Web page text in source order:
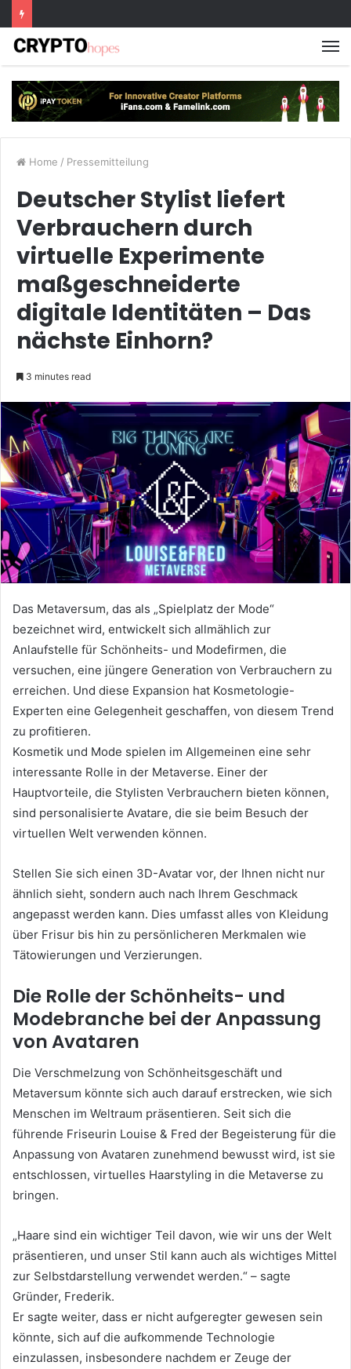
Home / Pressemitteilung
Deutscher Stylist liefert
Verbrauchern durch
virtuelle Experimente
maßgeschneiderte
digitale Identitäten – Das
nächste Einhorn?
3 minutes read
Das Metaversum, das als „Spielplatz der Mode“
bezeichnet wird, entwickelt sich allmählich zur
Anlaufstelle für Schönheits- und Modefirmen, die
versuchen, eine jüngere Generation von Verbrauchern zu
erreichen. Und diese Expansion hat Kosmetologie-
Experten eine Gelegenheit geschaffen, von diesem Trend
zu profitieren.
Kosmetik und Mode spielen im Allgemeinen eine sehr
interessante Rolle in der Metaverse. Einer der
Hauptvorteile, die Stylisten Verbrauchern bieten können,
sind personalisierte Avatare, die sie beim Besuch der
virtuellen Welt verwenden können.
Stellen Sie sich einen 3D-Avatar vor, der Ihnen nicht nur
ähnlich sieht, sondern auch nach Ihrem Geschmack
angepasst werden kann. Dies umfasst alles von Kleidung
über Frisur bis hin zu persönlicheren Merkmalen wie
Tätowierungen und Verzierungen.
Die Rolle der Schönheits- und
Modebranche bei der Anpassung
von Avataren
Die Verschmelzung von Schönheitsgeschäft und
Metaversum könnte sich auch darauf erstrecken, wie sich
Menschen im Weltraum präsentieren. Seit sich die
führende Friseurin Louise & Fred der Begeisterung für die
Anpassung von Avataren zunehmend bewusst wird, ist sie
entschlossen, virtuelles Haarstyling in die Metaverse zu
bringen.
„Haare sind ein wichtiger Teil davon, wie wir uns der Welt
präsentieren, und unser Stil kann auch als wichtiges Mittel
zur Selbstdarstellung verwendet werden.“ – sagte
Gründer, Frederik.
Er sagte weiter, dass er nicht aufgeregter gewesen sein
könnte, sich auf die aufkommende Technologie
einzulassen, insbesondere nachdem er Zeuge der